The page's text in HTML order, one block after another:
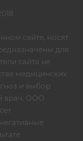
сайте, носят
для
сайта не
медицинских
и выбор
врач. ООО